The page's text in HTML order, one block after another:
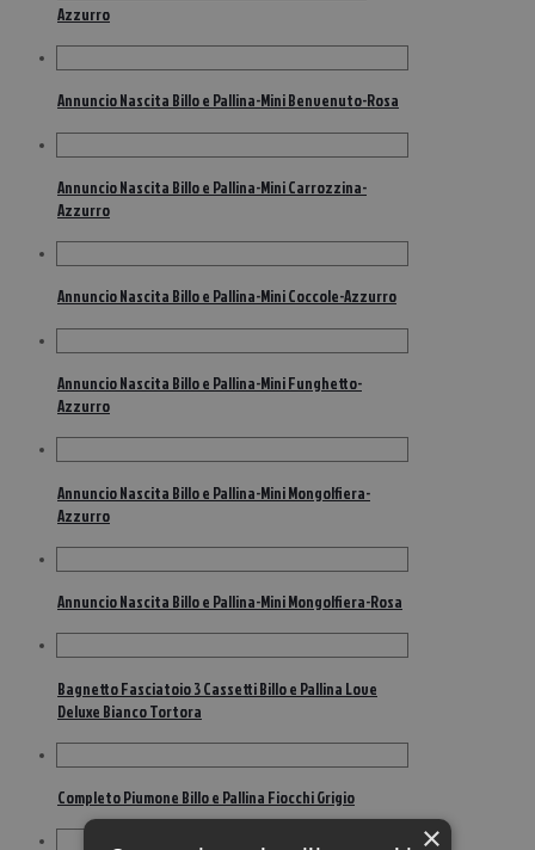
Azzurro
Annuncio Nascita Billo e Pallina-Mini Benvenuto-Rosa
Annuncio Nascita Billo e Pallina-Mini Carrozzina-
Azzurro
Annuncio Nascita Billo e Pallina-Mini Coccole-Azzurro
Annuncio Nascita Billo e Pallina-Mini Funghetto-
Azzurro
Annuncio Nascita Billo e Pallina-Mini Mongolfiera-
Azzurro
Annuncio Nascita Billo e Pallina-Mini Mongolfiera-Rosa
Bagnetto Fasciatoio 3 Cassetti Billo e Pallina Love
Deluxe Bianco Tortora
Completo Piumone Billo e Pallina Fiocchi Grigio
×